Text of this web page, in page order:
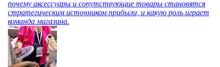
почему аксессуары и сопутствующие товары становятся
стратегическим источником прибыли, и какую роль играет
команда магазина.